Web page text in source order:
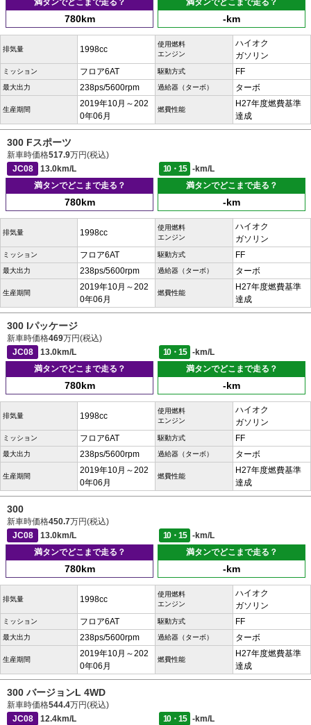
満タンでどこまで走る？
780km
満タンでどこまで走る？
-km
排気量 1998cc
使用燃料
エンジン
ハイオク
ガソリン
ミッション フロア6AT 駆動方式 FF
最大出力 238ps/5600rpm 過給器（ターボ） ターボ
生産期間
2019年10月～202
0年06月
燃費性能
H27年度燃費基準
達成
300 Fスポーツ
新車時価格517.9万円(税込)
JC08
13.0km/L 10・15
-km/L
満タンでどこまで走る？
780km
満タンでどこまで走る？
-km
排気量 1998cc
使用燃料
エンジン
ハイオク
ガソリン
ミッション フロア6AT 駆動方式 FF
最大出力 238ps/5600rpm 過給器（ターボ） ターボ
生産期間
2019年10月～202
0年06月
燃費性能
H27年度燃費基準
達成
300 Iパッケージ
新車時価格469万円(税込)
JC08
13.0km/L 10・15
-km/L
満タンでどこまで走る？
780km
満タンでどこまで走る？
-km
排気量 1998cc
使用燃料
エンジン
ハイオク
ガソリン
ミッション フロア6AT 駆動方式 FF
最大出力 238ps/5600rpm 過給器（ターボ） ターボ
生産期間
2019年10月～202
0年06月
燃費性能
H27年度燃費基準
達成
300
新車時価格450.7万円(税込)
JC08
13.0km/L 10・15
-km/L
満タンでどこまで走る？
780km
満タンでどこまで走る？
-km
排気量 1998cc
使用燃料
エンジン
ハイオク
ガソリン
ミッション フロア6AT 駆動方式 FF
最大出力 238ps/5600rpm 過給器（ターボ） ターボ
生産期間
2019年10月～202
0年06月
燃費性能
H27年度燃費基準
達成
300 バージョンL 4WD
新車時価格544.4万円(税込)
JC08
12.4km/L 10・15
-km/L